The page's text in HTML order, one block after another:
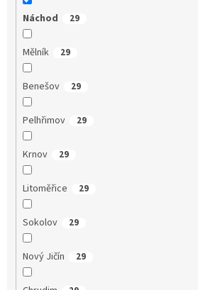
Náchod 29
Mělník 29
Benešov 29
Pelhřimov 29
Krnov 29
Litoměřice 29
Sokolov 29
Nový Jičín 29